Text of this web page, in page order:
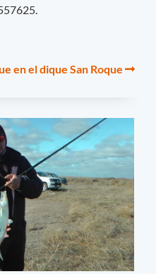
en el dique San Roque